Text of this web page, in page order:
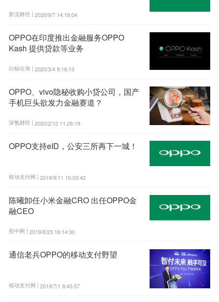
新流财经 | 2020/9/7 14:18:04
OPPO在印度推出金融服务OPPO
Kash 提供贷款等业务
白鲸出海 | 2020/3/4 9:16:13
OPPO、vivo隐秘收购小贷公司，国产
手机巨头欲发力金融赛道？
深氪财经 | 2020/2/12 11:26:19
OPPO支持eID，公安三所再下一城！
移动支付网 | 2019/9/11 15:03:42
陈曦卸任小米金融CRO 出任OPPO金
融CEO
投中网 | 2019/8/23 16:14:30
通信老兵OPPO的移动支付野望
移动支付网 | 2019/7/1 8:45:57